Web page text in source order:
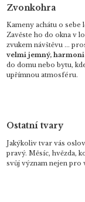
Zvonkohra
Kameny achátu o
Zavěste ho do okna v
zvukem návštěvu ...
velmi jemný,
do domu nebo bytu,
upřímnou atmosféru.
Ostatní tvary
Jakýkoliv tvar vás
pravý. Měsíc, hvězda,
svůj význam nejen pro